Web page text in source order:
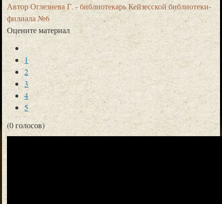
АвторОглезнева Г. - библиотекарь Кейзесской библиотеки-
филиала №6
Оцените материал
1
2
3
4
5
(0 голосов)